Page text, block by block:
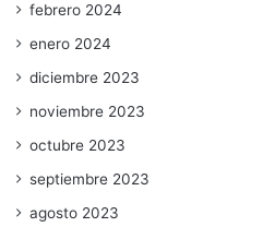
febrero 2024
enero 2024
diciembre 2023
noviembre 2023
octubre 2023
septiembre 2023
agosto 2023